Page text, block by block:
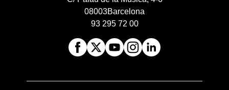
08003Barcelona
93 295 72 00